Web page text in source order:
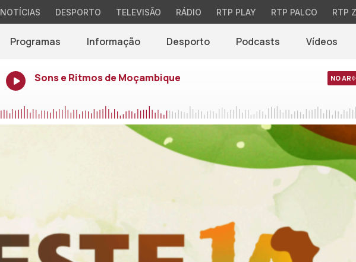
NOTÍCIAS DESPORTO TELEVISÃO RÁDIO RTP PLAY RTP PALCO RTP
Programas Informação Desporto Podcasts Vídeos
Sons e Ritmos de Moçambique NO AR